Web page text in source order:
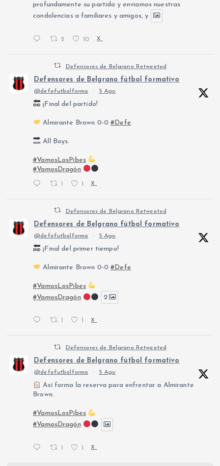
profundamente su partida y enviamos nuestras
condolencias a familiares y amigos, y
2 10 X
Defensores de Belgrano Retweeted
Defensores de Belgrano fútbol formativo
@defefutbolforma · 5 Ago
¡Final del partido!
Almirante Brown 0-0#Defe
All Boys.
#VamosLosPibes
#VamosDragón
1 1 X
Defensores de Belgrano Retweeted
Defensores de Belgrano fútbol formativo
@defefutbolforma · 5 Ago
¡Final del primer tiempo!
Almirante Brown 0-0#Defe
#VamosLosPibes
#VamosDragón
2
X
Defensores de Belgrano Retweeted
Defensores de Belgrano fútbol formativo
@defefutbolforma · 5 Ago
Así forma la reserva para enfrentar a Almirante
Brown.
#VamosLosPibes
#VamosDragón
1 1 X